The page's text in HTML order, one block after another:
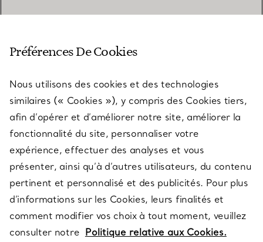
SERVICES
À PROPOS
QUESTIONS LÉGALES
SUIVEZ-NOUS
Préférences De Cookies
Nous utilisons des cookies et des technologies
similaires (« Cookies »), y compris des Cookies tiers,
afin d’opérer et d’améliorer notre site, améliorer la
fonctionnalité du site, personnaliser votre
expérience, effectuer des analyses et vous
présenter, ainsi qu’à d’autres utilisateurs, du contenu
pertinent et personnalisé et des publicités. Pour plus
d’informations sur les Cookies, leurs finalités et
comment modifier vos choix à tout moment, veuillez
consulter notre Politique relative aux Cookies.